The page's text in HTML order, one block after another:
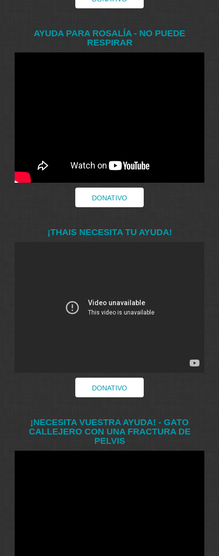
AYUDA PARA ROSALÍA - NO PUEDE
RESPIRAR
DONATIVO
¡THAIS NECESITA TU AYUDA!
DONATIVO
¡NECESITA VUESTRA AYUDA! - GATO
CALLEJERO CON UNA FRACTURA DE
PELVIS